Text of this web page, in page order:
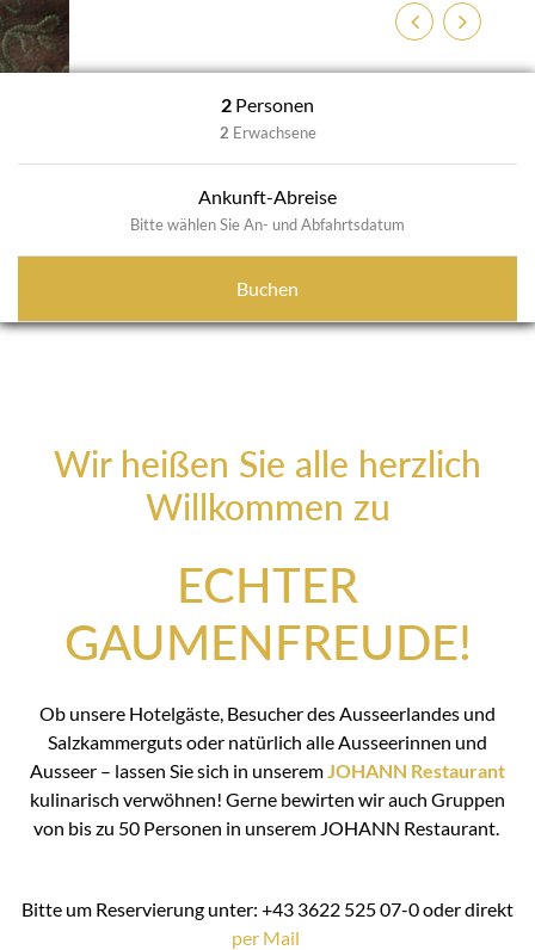
Previous
Next
2 Personen
2 Erwachsene
Ankunft-Abreise
Bitte wählen Sie An- und Abfahrtsdatum
Buchen
Wir heißen Sie alle herzlich
Willkommen zu
ECHTER
GAUMENFREUDE!
Ob unsere Hotelgäste, Besucher des Ausseerlandes und
Salzkammerguts oder natürlich alle Ausseerinnen und
Ausseer – lassen Sie sich in unseremJOHANN Restaurant
kulinarisch verwöhnen! Gerne bewirten wir auch Gruppen
von bis zu 50 Personen in unserem JOHANN Restaurant.
Bitte um Reservierung unter: +43 3622 525 07-0 oder direkt
per Mail